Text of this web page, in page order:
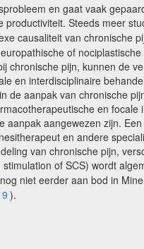
en gaat vaak
Steeds meer
causaliteit van chronische
of
chronische pijn, kunnen de
en interdisciplinaire
de aanpak van chronische
en
aangewezen zijn.
en andere
van chronische pijn,
of SCS) wordt
niet eerder aan bod in
9 ).